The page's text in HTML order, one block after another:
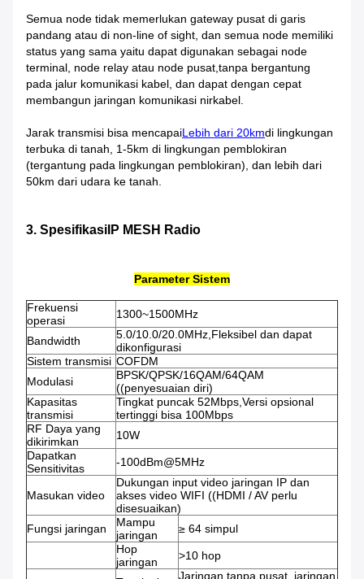
Semua node tidak memerlukan gateway pusat di garis
pandang atau di non-line of sight, dan semua node memiliki
status yang sama yaitu dapat digunakan sebagai node
terminal, node relay atau node pusat,tanpa bergantung
pada jalur komunikasi kabel, dan dapat dengan cepat
membangun jaringan komunikasi nirkabel.
Jarak transmisi bisa mencapaiLebih dari 20kmdi lingkungan
terbuka di tanah, 1-5km di lingkungan pemblokiran
(tergantung pada lingkungan pemblokiran), dan lebih dari
50km dari udara ke tanah.
3. Spesifikasi IP MESH Radio
Parameter Sistem
Frekuensi
operasi
1300~1500MHz
Bandwidth
5.0/10.0/20.0MHz,Fleksibel dan dapat
dikonfigurasi
Sistem transmisi COFDM
Modulasi
BPSK/QPSK/16QAM/64QAM
((penyesuaian diri)
Kapasitas
transmisi
Tingkat puncak 52Mbps,Versi opsional
tertinggi bisa 100Mbps
RF Daya yang
dikirimkan
10W
Dapatkan
Sensitivitas
-100dBm@5MHz
Masukan video
Dukungan input video jaringan IP dan
akses video WIFI ((HDMI / AV perlu
disesuaikan)
Fungsi jaringan
Mampu
jaringan
≥ 64 simpul
Hop
jaringan
>10 hop
Jaringan tanpa pusat, jaringan